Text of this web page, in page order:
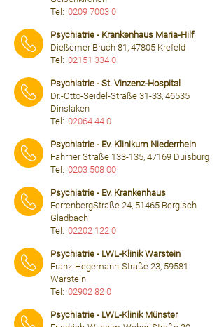
Tel: 0209 7003 0
Psychiatrie - Krankenhaus Maria-Hilf
Dießemer Bruch 81, 47805 Krefeld
Tel: 02151 334 0
Psychiatrie - St. Vinzenz-Hospital
Dr.-Otto-Seidel-Straße 31-33, 46535
Dinslaken
Tel: 02064 44 0
Psychiatrie - Ev. Klinikum Niederrhein
Fahrner Straße 133-135, 47169 Duisburg
Tel: 0203 508 00
Psychiatrie - Ev. Krankenhaus
FerrenbergStraße 24, 51465 Bergisch
Gladbach
Tel: 02202 122 0
Psychiatrie - LWL-Klinik Warstein
Franz-Hegemann-Straße 23, 59581
Warstein
Tel: 02902 82 0
Psychiatrie - LWL-Klinik Münster